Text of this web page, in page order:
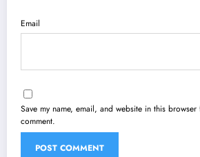
Email
Save my name, email, and website in this
comment.